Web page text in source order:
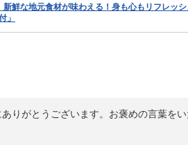
新鮮な地元食材が味わえる！身も心もリフレッ
」
りがとうございます。お褒めの言葉を
出になっている。それが何よりうれしく